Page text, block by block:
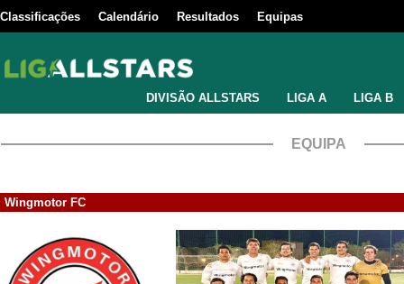
Classificações Calendário Resultados Equipas
DIVISÃO ALLSTARS LIGA A LIGA B
EQUIPA
Wingmotor FC